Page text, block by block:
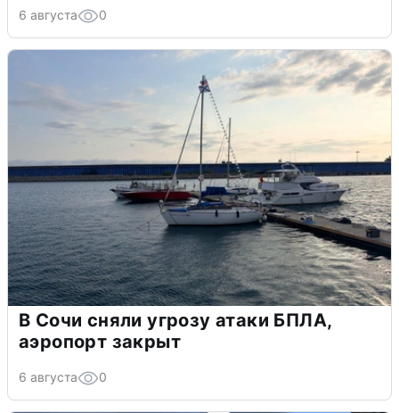
6 августа 0
В Сочи сняли угрозу атаки БПЛА,
аэропорт закрыт
6 августа 0